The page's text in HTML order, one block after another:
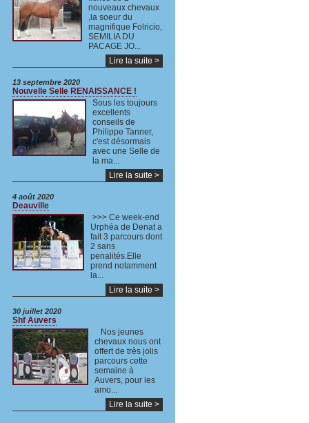
nouveaux chevaux
,la soeur du
magnifique Folricio,
SEMILIA DU
PACAGE JO...
Lire la suite >
13 septembre 2020
Nouvelle Selle RENAISSANCE !
Sous les toujours
excellents
conseils de
Philippe Tanner,
c'est désormais
avec une Selle de
la ma...
Lire la suite >
4 août 2020
Deauville
>>> Ce week-end
Urphéa de Denat a
fait 3 parcours dont
2 sans
penalités.Elle
prend notamment
la...
Lire la suite >
30 juillet 2020
Shf Auvers
Nos jeunes
chevaux nous ont
offert de très jolis
parcours cette
semaine à
Auvers, pour les
amo...
Lire la suite >